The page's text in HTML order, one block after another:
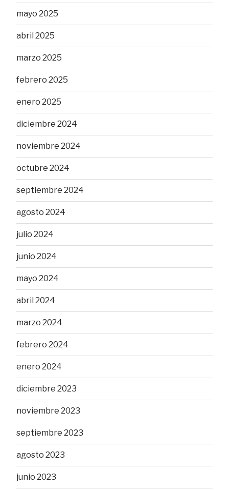
mayo 2025
abril 2025
marzo 2025
febrero 2025
enero 2025
diciembre 2024
noviembre 2024
octubre 2024
septiembre 2024
agosto 2024
julio 2024
junio 2024
mayo 2024
abril 2024
marzo 2024
febrero 2024
enero 2024
diciembre 2023
noviembre 2023
septiembre 2023
agosto 2023
junio 2023